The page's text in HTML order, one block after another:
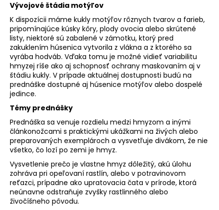
Vývojové štádia motýľov
K dispozícii máme kukly motýľov rôznych tvarov a farieb,
pripomínajúce kúsky kôry, plody ovocia alebo skrútené
listy, niektoré sú zabalené v zámotku, ktorý pred
zakuklením húsenica vytvorila z vlákna a z ktorého sa
vyrába hodváb. Vďaka tomu je možné vidieť variabilitu
hmyzej ríše ako aj schopnosť ochrany maskovaním aj v
štádiu kukly. V prípade aktuálnej dostupnosti budú na
prednáške dostupné aj húsenice motýľov alebo dospelé
jedince.
Témy prednášky
Prednáška sa venuje rozdielu medzi hmyzom a inými
článkonožcami s praktickými ukážkami na živých alebo
preparovaných exemplároch a vysvetľuje divákom, že nie
všetko, čo lozí po zemi je hmyz.
Vysvetlenie prečo je vlastne hmyz dôležitý, akú úlohu
zohráva pri opeľovaní rastlín, alebo v potravinovom
reťazci, prípadne ako upratovacia čata v prírode, ktorá
neúnavne odstraňuje zvyšky rastlinného alebo
živočíšneho pôvodu.